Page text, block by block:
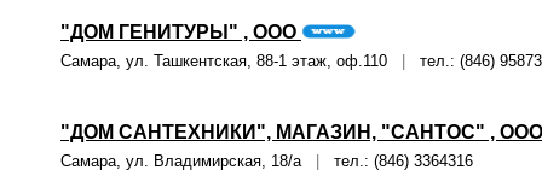
"ДОМ ГЕНИТУРЫ" , ООО
Самара, ул. Ташкентская, 88-1 этаж, оф.110 тел.: (846)
"ДОМ САНТЕХНИКИ", МАГАЗИН, "САНТОС" , ООО
Самара, ул. Владимирская, 18/а тел.: (846) 3364316